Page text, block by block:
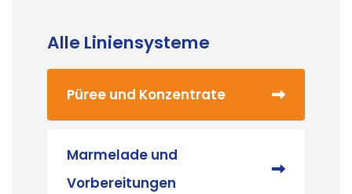
Alle Liniensysteme
Püree und Konzentrate
Marmelade und
Vorbereitungen